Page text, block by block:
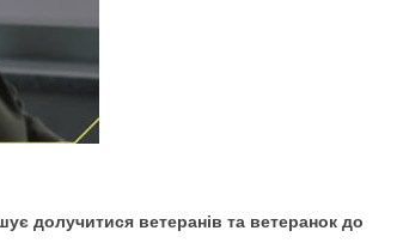
долучитися ветеранів та ветеранок до